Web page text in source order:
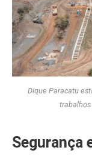
Dique Paracatu
trabalhos
Segurança